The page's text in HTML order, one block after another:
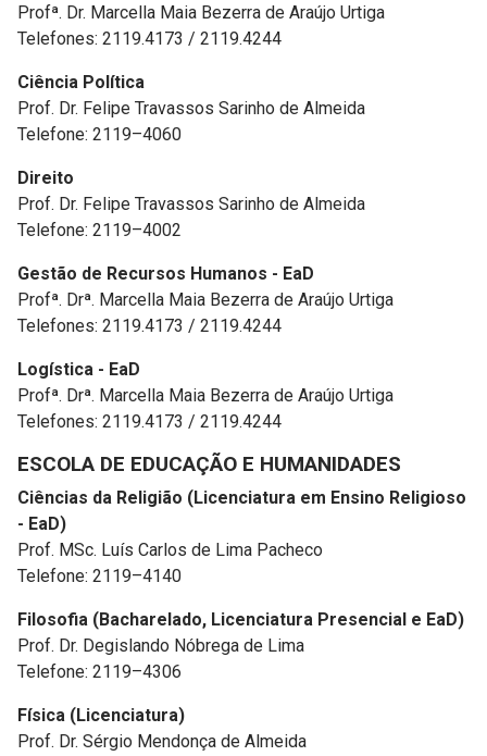
Profª. Dr. Marcella Maia Bezerra de Araújo Urtiga
Telefones: 2119.4173 / 2119.4244
Ciência Política
Prof. Dr. Felipe Travassos Sarinho de Almeida
Telefone: 2119–4060
Direito
Prof. Dr. Felipe Travassos Sarinho de Almeida
Telefone: 2119–4002
Gestão de Recursos Humanos - EaD
Profª. Drª. Marcella Maia Bezerra de Araújo Urtiga
Telefones: 2119.4173 / 2119.4244
Logística - EaD
Profª. Drª. Marcella Maia Bezerra de Araújo Urtiga
Telefones: 2119.4173 / 2119.4244
ESCOLA DE EDUCAÇÃO E HUMANIDADES
Ciências da Religião (Licenciatura em Ensino Religioso
- EaD)
Prof. MSc. Luís Carlos de Lima Pacheco
Telefone: 2119–4140
Filosofia (Bacharelado, Licenciatura Presencial e EaD)
Prof. Dr. Degislando Nóbrega de Lima
Telefone: 2119–4306
Física (Licenciatura)
Prof. Dr. Sérgio Mendonça de Almeida